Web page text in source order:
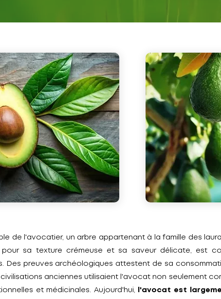
de l'avocatier, un arbre appartenant à la famille des
pour sa texture crémeuse et sa saveur délicate, est
Des preuves archéologiques attestent de sa
anciennes utilisaient l'avocat non seulement
et médicinales. Aujourd'hui,
l'avocat est